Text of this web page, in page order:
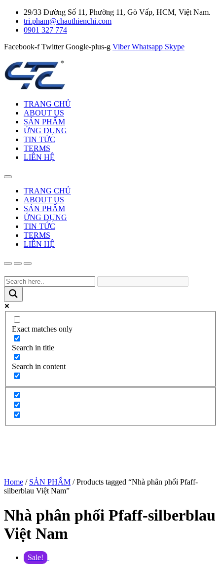
29/33 Đường Số 11, Phường 11, Gò Vấp, HCM, Việt Nam.
tri.pham@chauthienchi.com
0901 327 774
Facebook-f Twitter Google-plus-g Viber Whatsapp Skype
TRANG CHỦ
ABOUT US
SẢN PHẨM
ỨNG DỤNG
TIN TỨC
TERMS
LIÊN HỆ
TRANG CHỦ
ABOUT US
SẢN PHẨM
ỨNG DỤNG
TIN TỨC
TERMS
LIÊN HỆ
Exact matches only
Search in title
Search in content
Home / SẢN PHẨM / Products tagged “Nhà phân phối Pfaff-
silberblau Việt Nam”
Nhà phân phối Pfaff-silberblau
Việt Nam
Sale!